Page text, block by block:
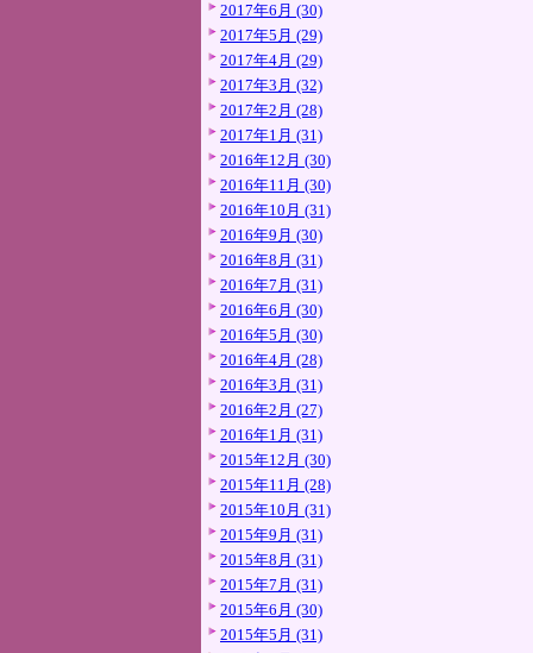
2017年6月 (30)
2017年5月 (29)
2017年4月 (29)
2017年3月 (32)
2017年2月 (28)
2017年1月 (31)
2016年12月 (30)
2016年11月 (30)
2016年10月 (31)
2016年9月 (30)
2016年8月 (31)
2016年7月 (31)
2016年6月 (30)
2016年5月 (30)
2016年4月 (28)
2016年3月 (31)
2016年2月 (27)
2016年1月 (31)
2015年12月 (30)
2015年11月 (28)
2015年10月 (31)
2015年9月 (31)
2015年8月 (31)
2015年7月 (31)
2015年6月 (30)
2015年5月 (31)